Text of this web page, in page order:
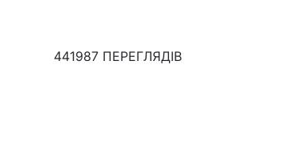
441987 ПЕРЕГЛЯДІВ